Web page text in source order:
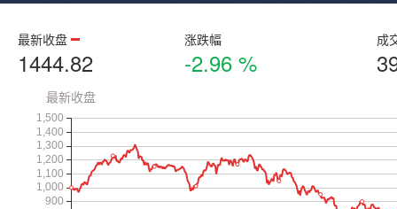
最新收盘
1444.82
涨跌幅
-2.96 %
成